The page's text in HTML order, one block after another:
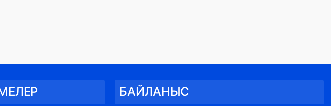
БАЙЛАНЫС